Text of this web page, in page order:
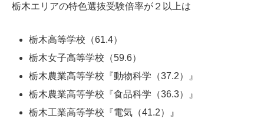
栃木エリアの特色選抜受験倍率が２以上は
栃木高等学校（61.4）
栃木女子高等学校（59.6）
栃木農業高等学校『動物科学（37.2）』
栃木農業高等学校『食品科学（36.3）』
栃木工業高等学校『電気（41.2）』